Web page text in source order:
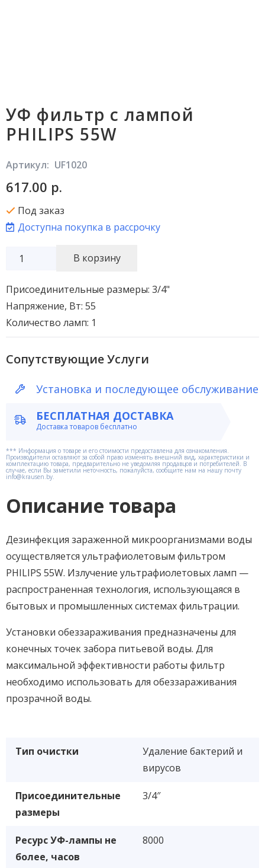
УФ фильтр с лампой
PHILIPS 55W
Артикул: UF1020
617.00 р.
Под заказ
Доступна покупка в рассрочку
Количество
УФ
фильтр
с
лампой
PHILIPS
В корзину
Присоединительные размеры: 3/4"
Напряжение, Вт: 55
Количество ламп: 1
Сопутствующие Услуги
Установка и последующее обслуживание
БЕСПЛАТНАЯ ДОСТАВКА
Доставка товаров бесплатно
*** Информация о товаре и его стоимости предоставлена для ознакомления.
Производители оставляют за собой право изменять внешний вид, характеристики и
комплектацию товара, предварительно не уведомляя продавцов и потребителей. В
случае, если Вы заметили неточность, пожалуйста, сообщите нам на нашу почту
info@krausen.by.
Описание товара
Дезинфекция зараженной микроорганизмами воды
осуществляется ультрафиолетовым фильтром
PHILIPS 55W. Излучение ультрафиолетовых ламп —
распространенная технология, использующаяся в
бытовых и промышленных системах фильтрации.
Установки обеззараживания предназначены для
конечных точек забора питьевой воды. Для
максимальной эффективности работы фильтр
необходимо использовать для обеззараживания
прозрачной воды.
Тип очистки
Удаление бактерий и
вирусов
Присоединительные
размеры
3/4″
Ресурс УФ-лампы не
более, часов
8000